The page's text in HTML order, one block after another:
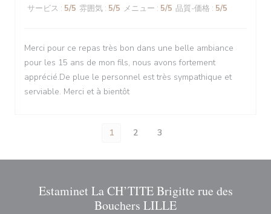
サービス : 5/5 雰囲気 : 5/5 メニュー : 5/5 品質-価格 : 5/5
Merci pour ce repas très bon dans une belle ambiance
pour les 15 ans de mon fils, nous avons fortement
apprécié.De plue le personnel est très sympathique et
serviable. Merci et à bientôt
1 2 3
Estaminet La CH’TITE Brigitte rue des
Bouchers LILLE